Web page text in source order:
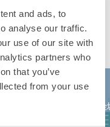
and ads, to
analyse our traffic.
use of our site with
partners who
that you’ve
from your use
償
証も完備で安心
エリア